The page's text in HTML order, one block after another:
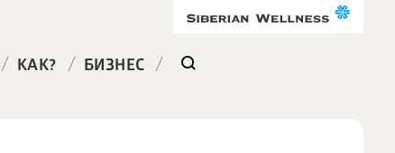
/ КАК? / БИЗНЕС /